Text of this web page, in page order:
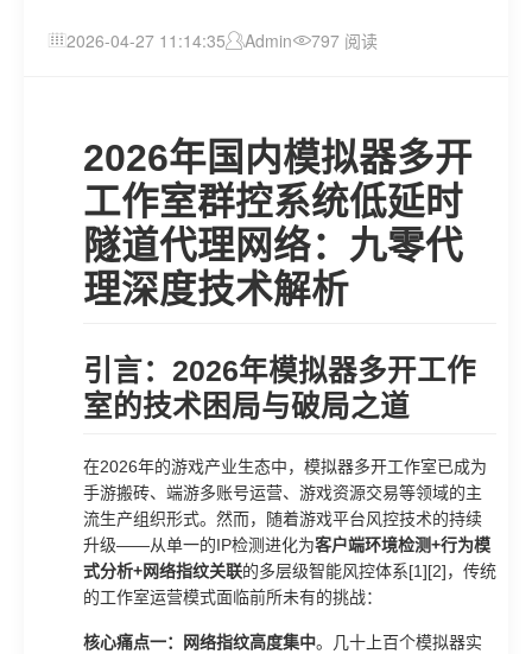
2026-04-27 11:14:35 Admin 797 阅读
2026年国内模拟器多开
工作室群控系统低延时
隧道代理网络：九零代
理深度技术解析
引言：2026年模拟器多开工作
室的技术困局与破局之道
在2026年的游戏产业生态中，模拟器多开工作室已成为
手游搬砖、端游多账号运营、游戏资源交易等领域的主
流生产组织形式。然而，随着游戏平台风控技术的持续
升级——从单一的IP检测进化为客户端环境检测+行为模
式分析+网络指纹关联的多层级智能风控体系[1][2]，传统
的工作室运营模式面临前所未有的挑战：
核心痛点一：网络指纹高度集中。几十上百个模拟器实